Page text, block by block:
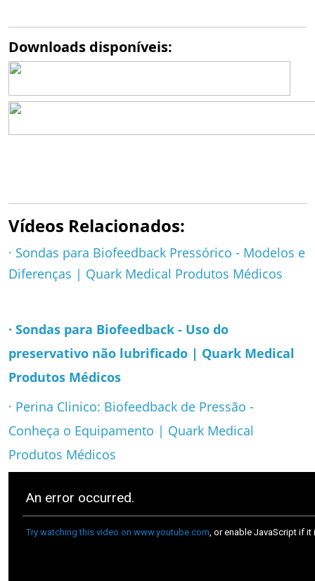
Downloads disponíveis:
Vídeos Relacionados:
· Sondas para Biofeedback Pressórico - Modelos e
Diferenças | Quark Medical Produtos Médicos
· Sondas para Biofeedback - Uso do
preservativo não lubrificado | Quark Medical
Produtos Médicos
· Perina Clinico: Biofeedback de Pressão -
Conheça o Equipamento | Quark Medical
Produtos Médicos